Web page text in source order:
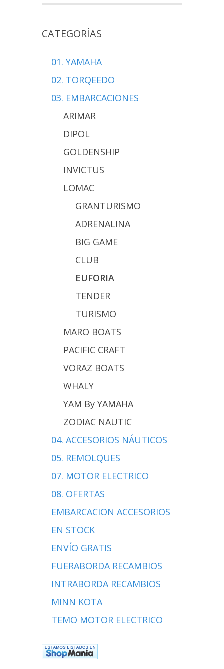
CATEGORÍAS
01. YAMAHA
02. TORQEEDO
03. EMBARCACIONES
ARIMAR
DIPOL
GOLDENSHIP
INVICTUS
LOMAC
GRANTURISMO
ADRENALINA
BIG GAME
CLUB
EUFORIA
TENDER
TURISMO
MARO BOATS
PACIFIC CRAFT
VORAZ BOATS
WHALY
YAM By YAMAHA
ZODIAC NAUTIC
04. ACCESORIOS NÁUTICOS
05. REMOLQUES
07. MOTOR ELECTRICO
08. OFERTAS
EMBARCACION ACCESORIOS
EN STOCK
ENVÍO GRATIS
FUERABORDA RECAMBIOS
INTRABORDA RECAMBIOS
MINN KOTA
TEMO MOTOR ELECTRICO